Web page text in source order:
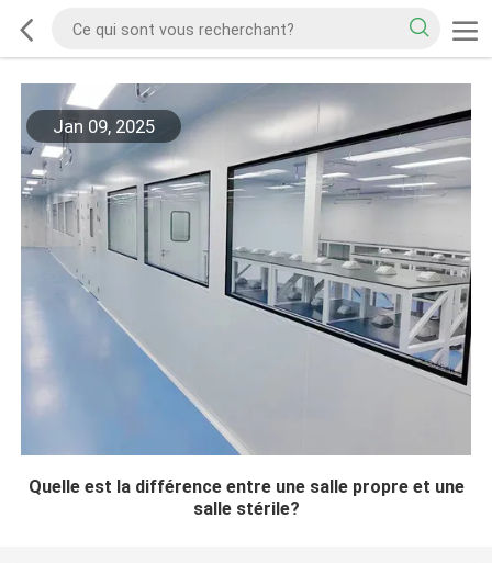
Jan 09, 2025
Quelle est la différence entre une salle propre et une
salle stérile?